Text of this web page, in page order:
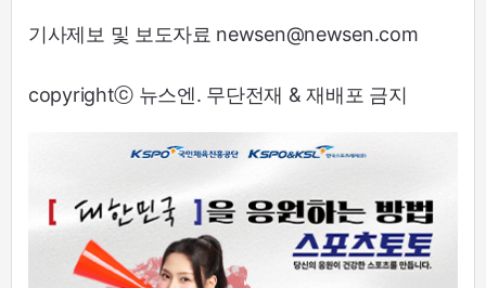
기사제보 및 보도자료 newsen@newsen.com
copyrightⓒ 뉴스엔. 무단전재 & 재배포 금지